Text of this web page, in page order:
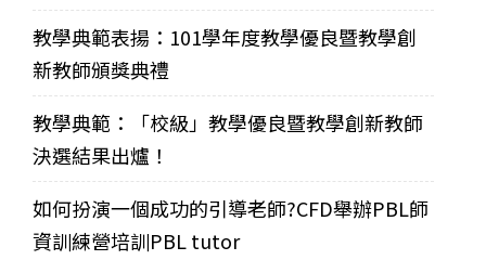
教學典範表揚：101學年度教學優良暨教學創
新教師頒獎典禮
教學典範：「校級」教學優良暨教學創新教師
決選結果出爐！
如何扮演一個成功的引導老師?CFD舉辦PBL師
資訓練營培訓PBL tutor